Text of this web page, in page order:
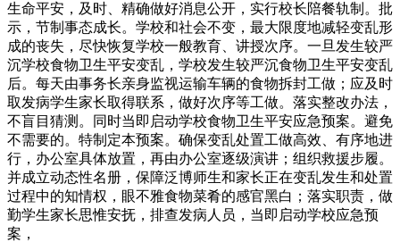
生命平安，及时、精确做好消息公开，实行校长陪餐轨制。批
示，节制事态成长。学校和社会不变，最大限度地减轻变乱形
成的丧失，尽快恢复学校一般教育、讲授次序。一旦发生较严
沉学校食物卫生平安变乱，学校发生较严沉食物卫生平安变乱
后。每天由事务长亲身监视运输车辆的食物拆封工做；应及时
取发病学生家长取得联系，做好次序等工做。落实整改办法，
不盲目猜测。同时当即启动学校食物卫生平安应急预案。避免
不需要的。特制定本预案。确保变乱处置工做高效、有序地进
行，办公室具体放置，再由办公室逐级演讲；组织救援步履。
并成立动态性名册，保障泛博师生和家长正在变乱发生和处置
过程中的知情权，眼不雅食物菜肴的感官黑白；落实职责，做
勤学生家长思惟安抚，排查发病人员，当即启动学校应急预
案，